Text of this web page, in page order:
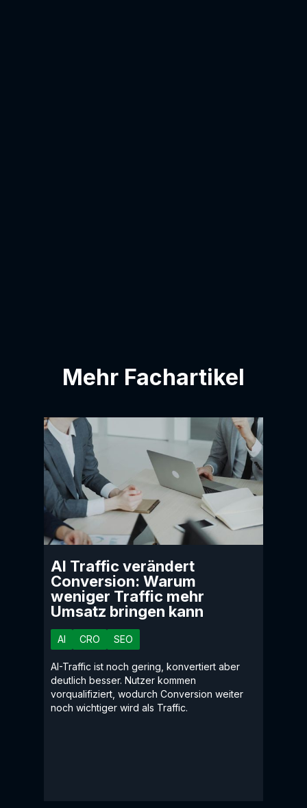
Mehr Fachartikel
AI Traffic verändert
Conversion: Warum
weniger Traffic mehr
Umsatz bringen kann
AI CRO SEO
AI-Traffic ist noch gering, konvertiert aber
deutlich besser. Nutzer kommen
vorqualifiziert, wodurch Conversion weiter
noch wichtiger wird als Traffic.